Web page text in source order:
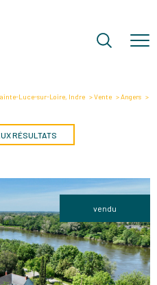
Luce-sur-Loire, Indre Vente
Angers
RÉSULTATS
vendu